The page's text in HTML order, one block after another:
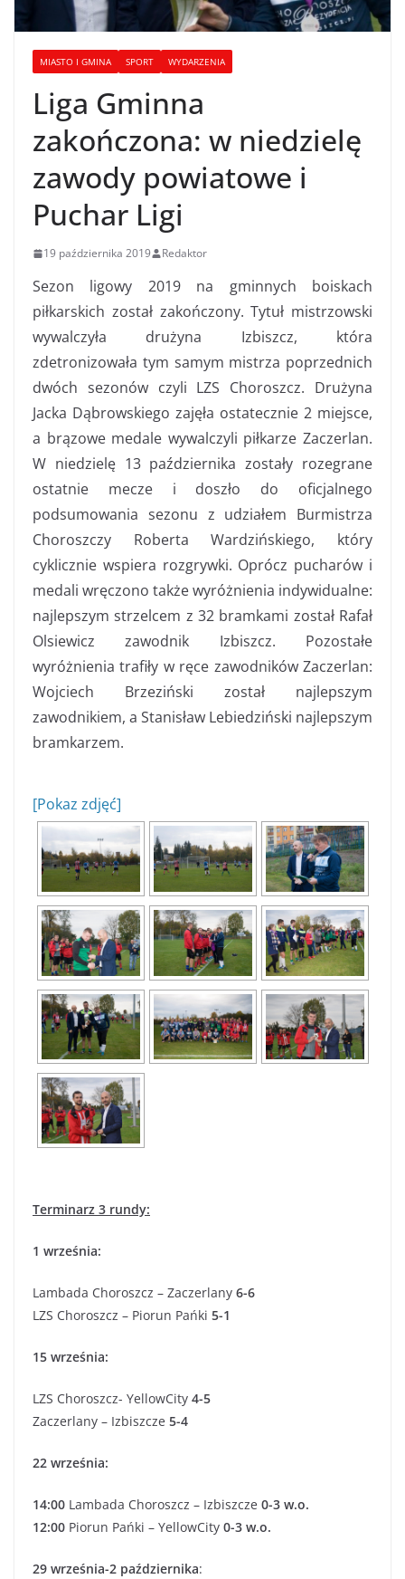
MIASTO I GMINA SPORT WYDARZENIA
Liga Gminna
zakończona: w niedzielę
zawody powiatowe i
Puchar Ligi
19 października 2019 Redaktor
Sezon ligowy 2019 na gminnych boiskach
piłkarskich został zakończony. Tytuł mistrzowski
wywalczyła drużyna Izbiszcz, która
zdetronizowała tym samym mistrza poprzednich
dwóch sezonów czyli LZS Choroszcz. Drużyna
Jacka Dąbrowskiego zajęła ostatecznie 2 miejsce,
a brązowe medale wywalczyli piłkarze Zaczerlan.
W niedzielę 13 października zostały rozegrane
ostatnie mecze i doszło do oficjalnego
podsumowania sezonu z udziałem Burmistrza
Choroszczy Roberta Wardzińskiego, który
cyklicznie wspiera rozgrywki. Oprócz pucharów i
medali wręczono także wyróżnienia indywidualne:
najlepszym strzelcem z 32 bramkami został Rafał
Olsiewicz zawodnik Izbiszcz. Pozostałe
wyróżnienia trafiły w ręce zawodników Zaczerlan:
Wojciech Brzeziński został najlepszym
zawodnikiem, a Stanisław Lebiedziński najlepszym
bramkarzem.
[Pokaz zdjęć]
Terminarz 3 rundy:
1 września:
Lambada Choroszcz – Zaczerlany 6-6
LZS Choroszcz – Piorun Pańki 5-1
15 września:
LZS Choroszcz- YellowCity 4-5
Zaczerlany – Izbiszcze 5-4
22 września:
14:00 Lambada Choroszcz – Izbiszcze 0-3 w.o.
12:00 Piorun Pańki – YellowCity 0-3 w.o.
29 września-2 października: